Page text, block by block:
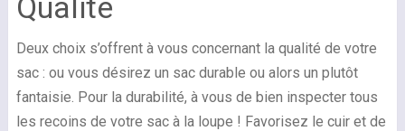
Deux choix s’offrent à vous concernant la qualité de votre
sac : ou vous désirez un sac durable ou alors un plutôt
fantaisie. Pour la durabilité, à vous de bien inspecter tous
les recoins de votre sac à la loupe ! Favorisez le cuir et de